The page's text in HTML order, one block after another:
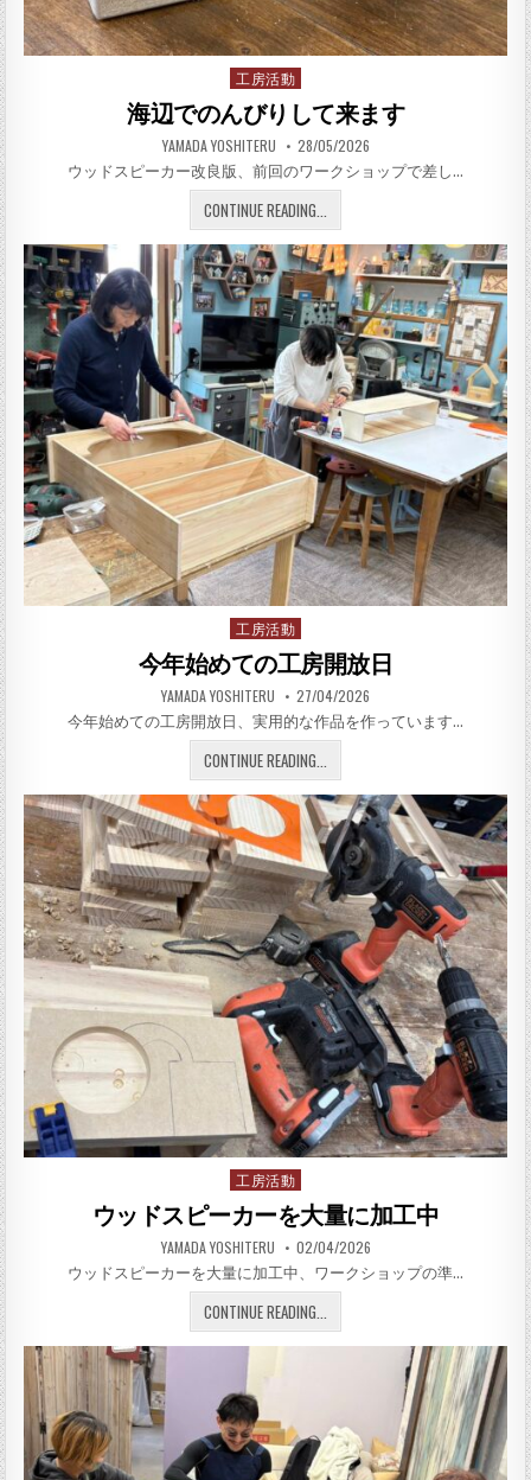
Posted in
工房活動
海辺でのんびりして来ます
AUTHOR:
YAMADA YOSHITERU PUBLISHED DATE:
28/05/2026
ウッドスピーカー改良版、前回のワークショップで差し…
CONTINUE READING...
Posted in
工房活動
今年始めての工房開放日
AUTHOR:
YAMADA YOSHITERU PUBLISHED DATE:
27/04/2026
今年始めての工房開放日、実用的な作品を作っています…
CONTINUE READING...
Posted in
工房活動
ウッドスピーカーを大量に加工中
AUTHOR:
YAMADA YOSHITERU PUBLISHED DATE:
02/04/2026
ウッドスピーカーを大量に加工中、ワークショップの準…
CONTINUE READING... ウッドスピーカーを大量に